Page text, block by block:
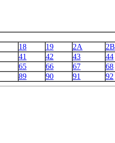
18 19 2A 2B
41 42 43 44
65 66 67 68
89 90 91 92